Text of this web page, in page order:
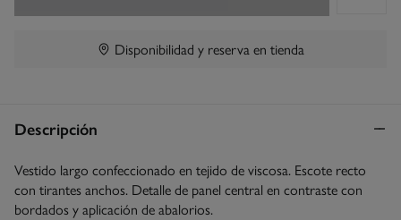
Disponibilidad y reserva en tienda
Descripción
Vestido largo confeccionado en tejido de viscosa. Escote recto
con tirantes anchos. Detalle de panel central en contraste con
bordados y aplicación de abalorios.